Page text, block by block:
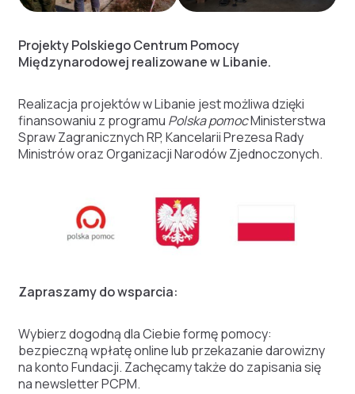
Projekty Polskiego Centrum Pomocy
Międzynarodowej realizowane w Libanie.
Realizacja projektów w Libanie jest możliwa dzięki
finansowaniu z programu Polska pomocMinisterstwa
Spraw Zagranicznych RP, Kancelarii Prezesa Rady
Ministrów oraz Organizacji Narodów Zjednoczonych.
Zapraszamy do wsparcia:
Wybierz dogodną dla Ciebie formę pomocy:
bezpieczną wpłatę online lub przekazanie darowizny
na konto Fundacji. Zachęcamy także do zapisania się
na newsletter PCPM.